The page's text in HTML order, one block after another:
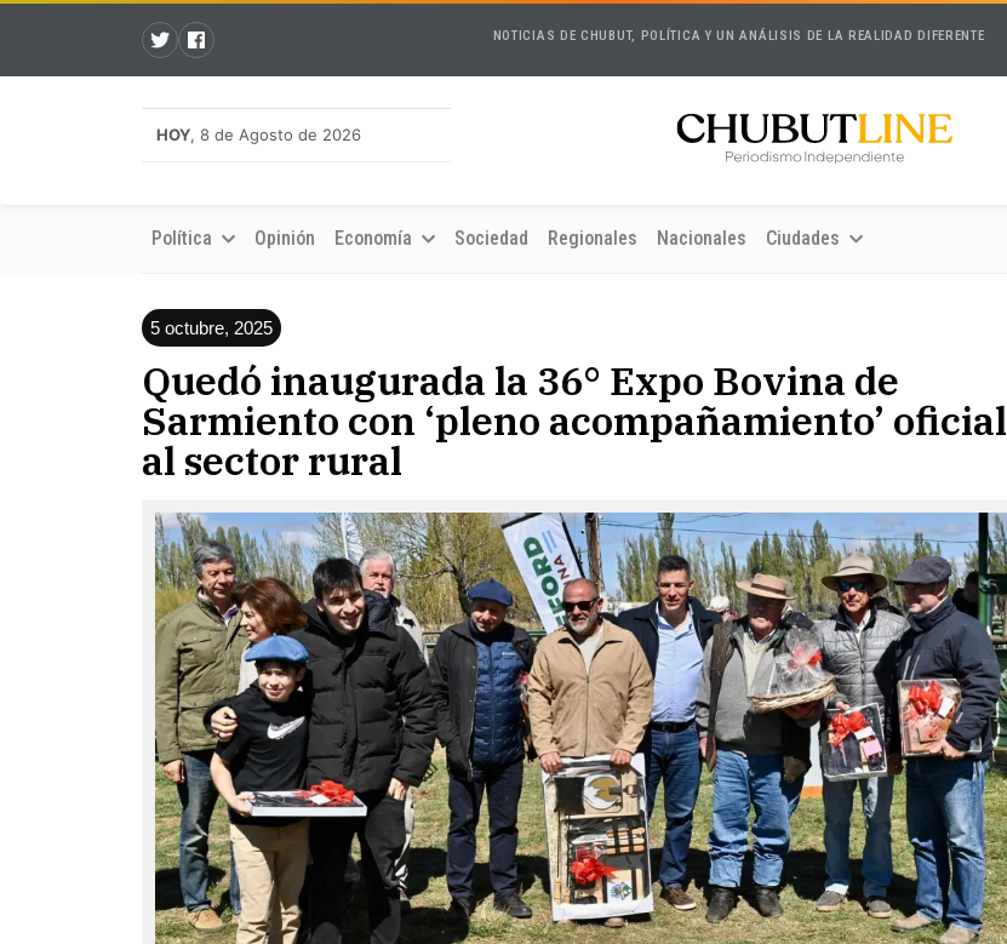
NOTICIAS DE CHUBUT, POLÍTICA Y UN ANÁLISIS DE LA REALIDAD DIFERENTE
HOY, 8 de Agosto de 2026
Política Opinión Economía Sociedad Regionales Nacionales Ciudades
5 octubre, 2025
Quedó inaugurada la 36° Expo Bovina de
Sarmiento con ‘pleno acompañamiento’ oficial
al sector rural